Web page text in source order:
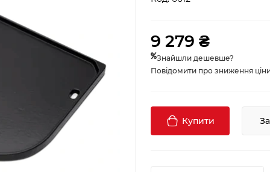
9 279 ₴
Знайшли дешевше?
Повідомити про зниження ціни,
Купити